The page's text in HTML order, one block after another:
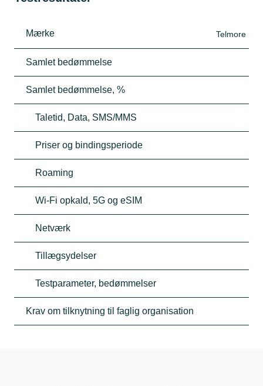
Mærke Telmore
Samlet bedømmelse
Samlet bedømmelse, %
Taletid, Data, SMS/MMS
Priser og bindingsperiode
Roaming
Wi-Fi opkald, 5G og eSIM
Netværk
Tillægsydelser
Testparameter, bedømmelser
Krav om tilknytning til faglig organisation